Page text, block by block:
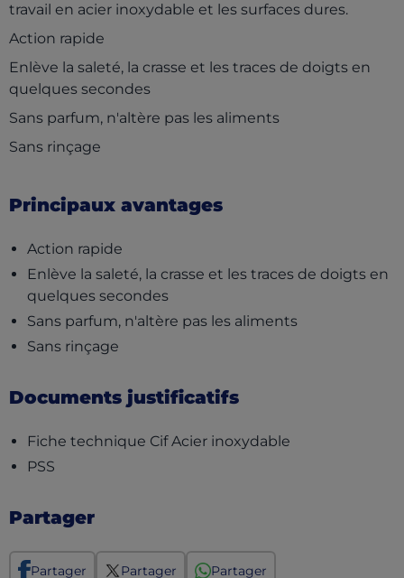
travail en acier inoxydable et les surfaces dures.
Action rapide
Enlève la saleté, la crasse et les traces de doigts en
quelques secondes
Sans parfum, n'altère pas les aliments
Sans rinçage
Principaux avantages
Action rapide
Enlève la saleté, la crasse et les traces de doigts en
quelques secondes
Sans parfum, n'altère pas les aliments
Sans rinçage
Documents justificatifs
Fiche technique Cif Acier inoxydable
PSS
Partager
Partager Partager Partager